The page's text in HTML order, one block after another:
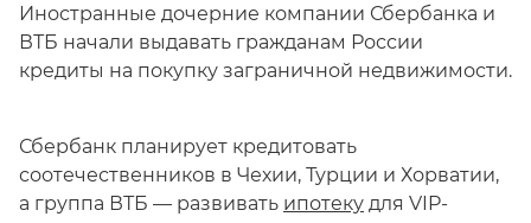
Иностранные дочерние компании Сбербанка и
ВТБ начали выдавать гражданам России
кредиты на покупку заграничной недвижимости.
Сбербанк планирует кредитовать
соотечественников в Чехии, Турции и Хорватии,
а группа ВТБ — развивать ипотеку для VIP-